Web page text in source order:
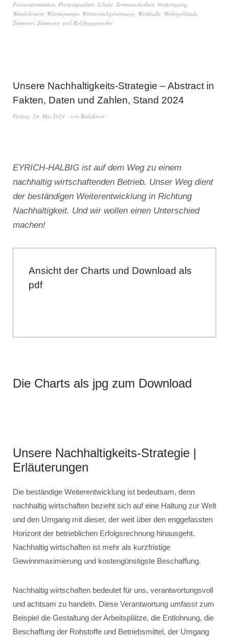
Presseinformation, Prozessqualität, Schule, Terminsicherheit, Vorfertigung,
Wandelement, Wärmepumpe, Wärmerückgewinnung, Werkhalle, Wohngebäude,
Zimmerei, Zimmerer- und Holzbaugewerbe
Unsere Nachhaltigkeits-Strategie – Abstract in
Fakten, Daten und Zahlen, Stand 2024
Freitag, 24. Mai 2024 von Redaktion
EYRICH-HALBIG ist auf dem Weg zu einem
nachhaltig wirtschaftenden Betrieb. Unser Weg dient
der beständigen Weiterentwicklung in Richtung
Nachhaltigkeit. Und wir wollen einen Unterschied
machen!
Ansicht der Charts und Download als
pdf
Die Charts als jpg zum Download
Unsere Nachhaltigkeits-Strategie |
Erläuterungen
Die beständige Weiterentwicklung ist bedeutsam, denn
nachhaltig wirtschaften bezieht sich auf eine Haltung zur Welt
und den Umgang mit dieser, der weit über den enggefassten
Horizont der betrieblichen Erfolgsrechnung hinausgeht.
Nachhaltig wirtschaften ist mehr als kurzfristige
Gewinnmaximierung und kostengünstigste Beschaffung.
Nachhaltig wirtschaften bedeutet für uns, verantwortungsvoll
und achtsam zu handeln. Diese Verantwortung umfasst zum
Beispiel die Gestaltung der Arbeitsplätze, die Entlohnung, die
Beschaffung der Rohstoffe und Betriebsmittel, der Umgang